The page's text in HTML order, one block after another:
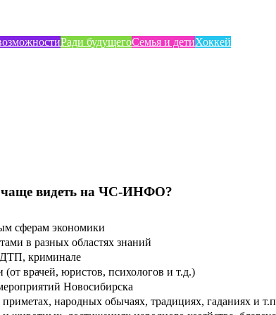
Ради будущегоСемья и детиХоккей
чаще видеть на ЧС-ИНФО?
сферам экономики
в разных областях знаний
криминале
врачей, юристов, психологов и т.д.)
Новосибирска
народных обычаях, традициях, гаданиях и